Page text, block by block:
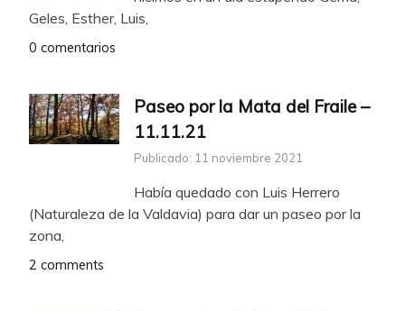
Geles, Esther, Luis,
0 comentarios
Paseo por la Mata del Fraile –
11.11.21
Publicado: 11 noviembre 2021
Había quedado con Luis Herrero
(Naturaleza de la Valdavia) para dar un paseo por la
zona,
2 comments